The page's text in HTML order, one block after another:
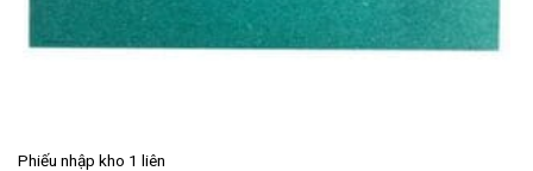
Phiếu nhập kho 1 liên